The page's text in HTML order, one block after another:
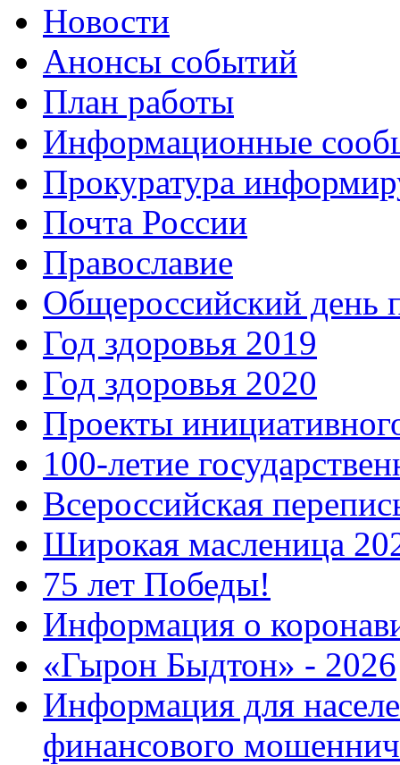
Новости
Анонсы событий
План работы
Информационные
Прокуратура
Почта России
Православие
Общероссийский день
Год здоровья 2019
Год здоровья 2020
Проекты
100-летие
Всероссийская
Широкая масленица
75 лет Победы!
Информация о
«Гырон Быдтон» - 2026
Информация для
финансового